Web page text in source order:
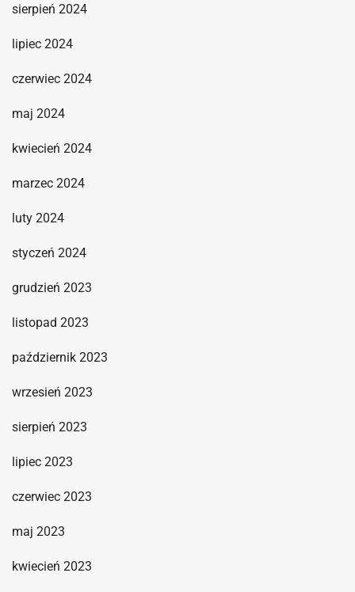
sierpień 2024
lipiec 2024
czerwiec 2024
maj 2024
kwiecień 2024
marzec 2024
luty 2024
styczeń 2024
grudzień 2023
listopad 2023
październik 2023
wrzesień 2023
sierpień 2023
lipiec 2023
czerwiec 2023
maj 2023
kwiecień 2023